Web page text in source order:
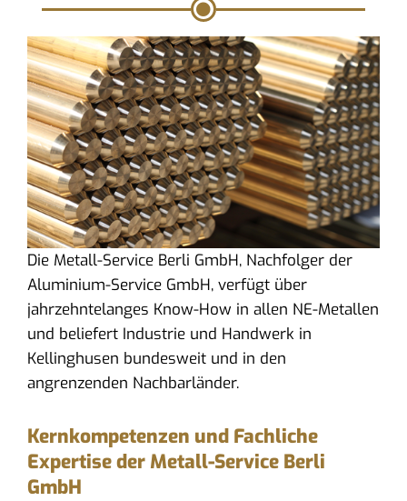
Die Metall-Service Berli GmbH, Nachfolger der
Aluminium-Service GmbH, verfügt über
jahrzehntelanges Know-How in allen NE-Metallen
und beliefert Industrie und Handwerk in
Kellinghusen bundesweit und in den
angrenzenden Nachbarländer.
Kernkompetenzen und Fachliche
Expertise der Metall-Service Berli
GmbH